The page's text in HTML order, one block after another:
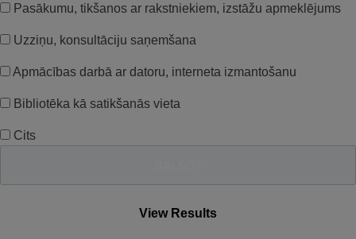
Pasākumu, tikšanos ar rakstniekiem, izstāžu apmeklējums
Uzziņu, konsultāciju saņemšana
Apmācības darbā ar datoru, interneta izmantošanu
Bibliotēka kā satikšanās vieta
Cits
View Results